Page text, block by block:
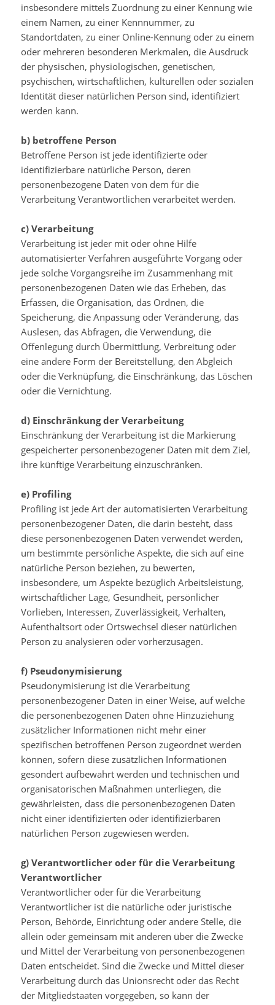
insbesondere mittels Zuordnung zu einer Kennung wie
einem Namen, zu einer Kennnummer, zu
Standortdaten, zu einer Online-Kennung oder zu einem
oder mehreren besonderen Merkmalen, die Ausdruck
der physischen, physiologischen, genetischen,
psychischen, wirtschaftlichen, kulturellen oder sozialen
Identität dieser natürlichen Person sind, identifiziert
werden kann.
b) betroffene Person
Betroffene Person ist jede identifizierte oder
identifizierbare natürliche Person, deren
personenbezogene Daten von dem für die
Verarbeitung Verantwortlichen verarbeitet werden.
c) Verarbeitung
Verarbeitung ist jeder mit oder ohne Hilfe
automatisierter Verfahren ausgeführte Vorgang oder
jede solche Vorgangsreihe im Zusammenhang mit
personenbezogenen Daten wie das Erheben, das
Erfassen, die Organisation, das Ordnen, die
Speicherung, die Anpassung oder Veränderung, das
Auslesen, das Abfragen, die Verwendung, die
Offenlegung durch Übermittlung, Verbreitung oder
eine andere Form der Bereitstellung, den Abgleich
oder die Verknüpfung, die Einschränkung, das Löschen
oder die Vernichtung.
d) Einschränkung der Verarbeitung
Einschränkung der Verarbeitung ist die Markierung
gespeicherter personenbezogener Daten mit dem Ziel,
ihre künftige Verarbeitung einzuschränken.
e) Profiling
Profiling ist jede Art der automatisierten Verarbeitung
personenbezogener Daten, die darin besteht, dass
diese personenbezogenen Daten verwendet werden,
um bestimmte persönliche Aspekte, die sich auf eine
natürliche Person beziehen, zu bewerten,
insbesondere, um Aspekte bezüglich Arbeitsleistung,
wirtschaftlicher Lage, Gesundheit, persönlicher
Vorlieben, Interessen, Zuverlässigkeit, Verhalten,
Aufenthaltsort oder Ortswechsel dieser natürlichen
Person zu analysieren oder vorherzusagen.
f) Pseudonymisierung
Pseudonymisierung ist die Verarbeitung
personenbezogener Daten in einer Weise, auf welche
die personenbezogenen Daten ohne Hinzuziehung
zusätzlicher Informationen nicht mehr einer
spezifischen betroffenen Person zugeordnet werden
können, sofern diese zusätzlichen Informationen
gesondert aufbewahrt werden und technischen und
organisatorischen Maßnahmen unterliegen, die
gewährleisten, dass die personenbezogenen Daten
nicht einer identifizierten oder identifizierbaren
natürlichen Person zugewiesen werden.
g) Verantwortlicher oder für die Verarbeitung
Verantwortlicher
Verantwortlicher oder für die Verarbeitung
Verantwortlicher ist die natürliche oder juristische
Person, Behörde, Einrichtung oder andere Stelle, die
allein oder gemeinsam mit anderen über die Zwecke
und Mittel der Verarbeitung von personenbezogenen
Daten entscheidet. Sind die Zwecke und Mittel dieser
Verarbeitung durch das Unionsrecht oder das Recht
der Mitgliedstaaten vorgegeben, so kann der